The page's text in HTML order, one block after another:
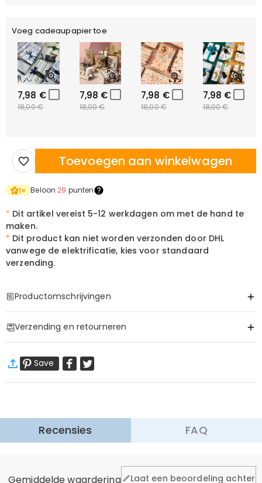
Voeg cadeaupapier toe
7,98 €
18,00 €
7,98 €
18,00 €
7,98 €
18,00 €
7,98 €
18,00 €
Toevoegen aan winkelwagen
1× Beloon 29 punten
* Dit artikel vereist 5-12 werkdagen om met de hand te
maken.
* Dit product kan niet worden verzonden door DHL
vanwege de elektrificatie, kies voor standaard
verzending.
Productomschrijvingen
Verzending en retourneren
Wij willen dat u zich comfortabel en zeker voelt tijdens het
Save
Recensies FAQ
Gemiddelde waardering Laat een beoordeling achter
Algemeen